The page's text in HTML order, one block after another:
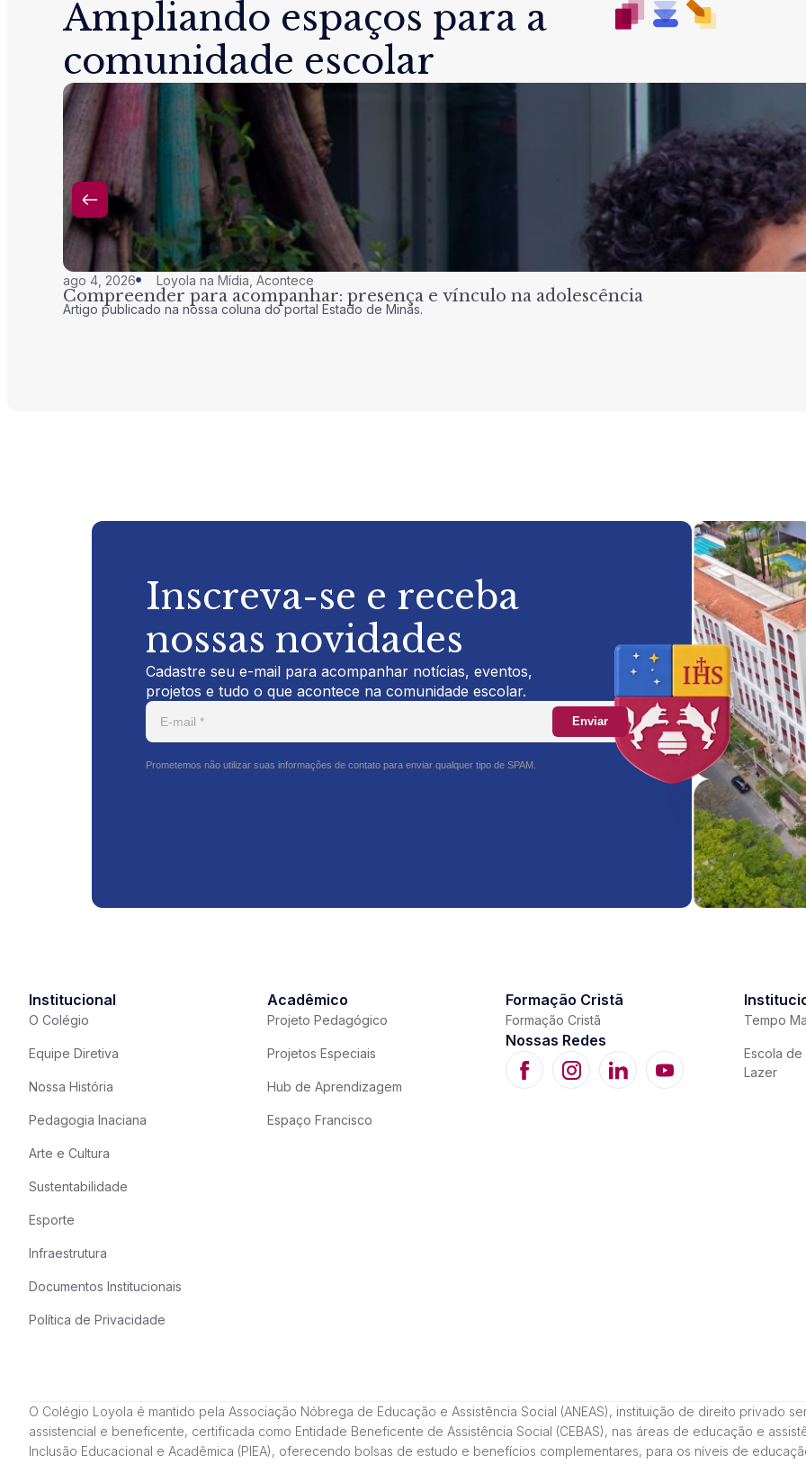
Ampliando espaços para a
comunidade escolar
ago 4, 2026 Loyola na Mídia Acontece
Compreender para acompanhar: presença e vínculo na adolescência
Artigo publicado na nossa coluna do portal Estado de Minas.
Inscreva-se e receba
nossas novidades
Cadastre seu e-mail para acompanhar notícias, eventos,
projetos e tudo o que acontece na comunidade escolar.
Enviar
Prometemos não utilizar suas informações de contato para enviar qualquer tipo de SPAM.
Institucional
O Colégio
Equipe Diretiva
Nossa História
Pedagogia Inaciana
Arte e Cultura
Sustentabilidade
Esporte
Infraestrutura
Documentos Institucionais
Política de Privacidade
Acadêmico
Projeto Pedagógico
Projetos Especiais
Hub de Aprendizagem
Espaço Francisco
Formação Cristã
Formação Cristã
Nossas Redes
Tempo
Escola de
Lazer
O Colégio Loyola é mantido pela Associação Nóbrega de Educação e Assistência Social (ANEAS), instituição de direito privado
assistencial e beneficente, certificada como Entidade Beneficente de Assistência Social (CEBAS), nas áreas de educação e
Inclusão Educacional e Acadêmica (PIEA), oferecendo bolsas de estudo e benefícios complementares, para os níveis de